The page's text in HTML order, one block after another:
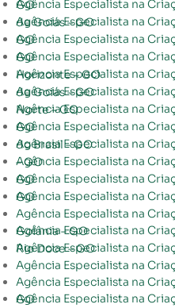
Agência Especialista na Criação de Site em Água Limpa – GO
Agência Especialista na Criação de Site em Águas Lindas de Goiás – GO
Agência Especialista na Criação de Site em Alexânia – GO
Agência Especialista na Criação de Site em Aloândia – GO
Agência Especialista na Criação de Site em Alto Horizonte – GO
Agência Especialista na Criação de Site em Alto Paraíso de Goiás – GO
Agência Especialista na Criação de Site em Alvorada do Norte – GO
Agência Especialista na Criação de Site em Amaralina – GO
Agência Especialista na Criação de Site em Americano do Brasil – GO
Agência Especialista na Criação de Site em Amorinópolis – GO
Agência Especialista na Criação de Site em Anápolis – GO
Agência Especialista na Criação de Site em Anhanguera – GO
Agência Especialista na
Agência Especialista na Criação de Site em Aparecida de Goiânia – GO
Agência Especialista na Criação de Site em Aparecida do Rio Doce – GO
Agência Especialista na
Agência Especialista na
Agência Especialista na Criação de Site em Aragarças – GO